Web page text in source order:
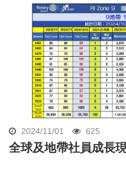
2024/11/01 625
全球及地帶社員成長